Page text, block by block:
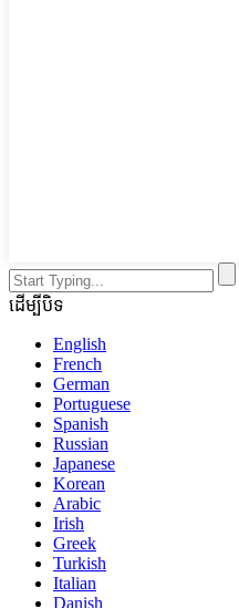
ដើម្បីបិទ
English
French
German
Portuguese
Spanish
Russian
Japanese
Korean
Arabic
Irish
Greek
Turkish
Italian
Danish